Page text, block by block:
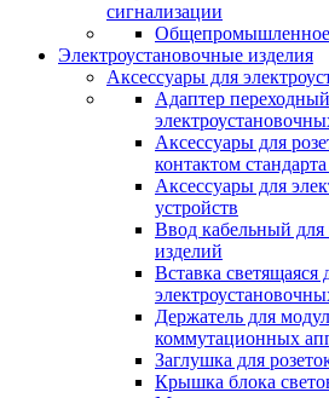
сигнализации
Общепромышленное
Электроустановочные изделия
Аксессуары для
Адаптер
Аксессуары для
контактом
Аксессуары для
устройств
Ввод кабельный для
изделий
Вставка светящаяся
Держатель для
коммутационных
Заглушка для
Крышка блока